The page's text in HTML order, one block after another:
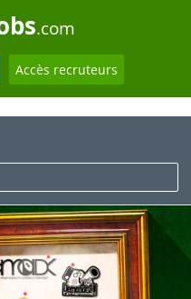
.com
Accès recruteurs